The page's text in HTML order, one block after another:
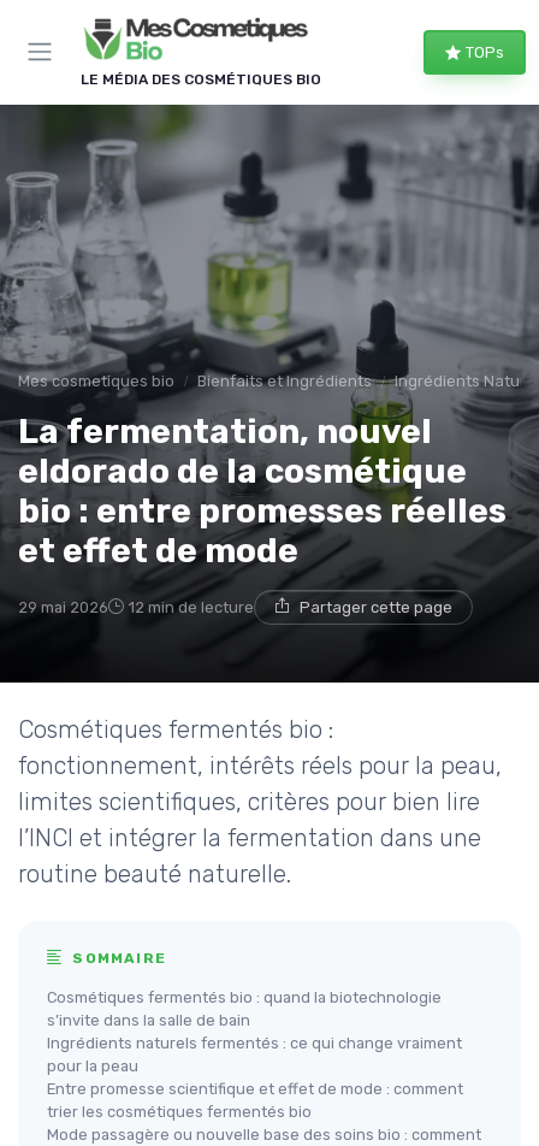
LE MÉDIA DES COSMÉTIQUES BIO
TOPs
Mes cosmetiques bio Bienfaits et Ingrédients Ingrédients
La fermentation, nouvel
eldorado de la cosmétique
bio : entre promesses réelles
et effet de mode
29 mai 2026 12 min de lecture Partager cette page
Cosmétiques fermentés bio :
fonctionnement, intérêts réels pour la peau,
limites scientifiques, critères pour bien lire
l’INCI et intégrer la fermentation dans une
routine beauté naturelle.
SOMMAIRE
Cosmétiques fermentés bio : quand la biotechnologie
s’invite dans la salle de bain
Ingrédients naturels fermentés : ce qui change vraiment
pour la peau
Entre promesse scientifique et effet de mode : comment
trier les cosmétiques fermentés bio
Mode passagère ou nouvelle base des soins bio : comment
Panneau de gestion des cookies